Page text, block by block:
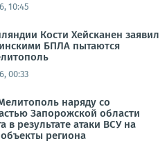
10:45
Кости Хейсканен заявил
БПЛА пытаются
00:33
наряду со
Запорожской области
в результате атаки ВСУ на
региона